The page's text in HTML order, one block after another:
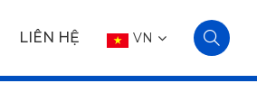
LIÊN HỆ VN